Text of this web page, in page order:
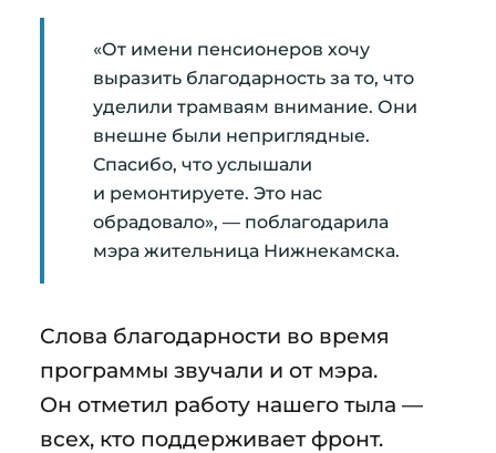
«От имени пенсионеров хочу
выразить благодарность за то, что
уделили трамваям внимание. Они
внешне были неприглядные.
Спасибо, что услышали
и ремонтируете. Это нас
обрадовало», — поблагодарила
мэра жительница Нижнекамска.
Слова благодарности во время
программы звучали и от мэра.
Он отметил работу нашего тыла —
всех, кто поддерживает фронт.